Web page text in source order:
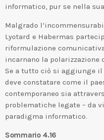
informatico, pur se nella
Malgrado
Lyotard e Habermas
riformulazione
incarnano la
Se a tutto ciò si aggiunge
deve constatare come il
contemporaneo sia
problematiche legate – da
paradigma informatico.
Sommario 4.16